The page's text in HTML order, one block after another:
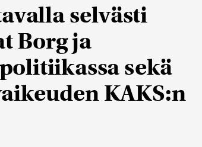
selvästi
Borg ja
sekä
KAKS:n